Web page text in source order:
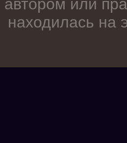
автором или
находилась на